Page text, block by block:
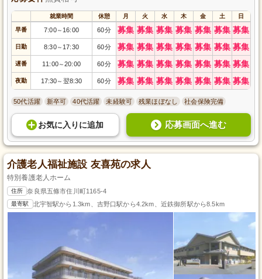
就業時間 休憩 月 火 水 木 金 土 日
早番 7:00～ 16:00 60分 募集 募集 募集 募集 募集 募集 募集
日勤 8:30～ 17:30 60分 募集 募集 募集 募集 募集 募集 募集
遅番 11:00～20:00 60分 募集 募集 募集 募集 募集 募集 募集
夜勤 17:30～ 翌8:30 60分 募集 募集 募集 募集 募集 募集 募集
50代活躍 新卒可 40代活躍 未経験可 残業ほぼなし 社会保険完備
お気に入り に追加 応募画面へ進む
介護老人福祉施設 友喜苑の求人
特別養護老人ホーム
住所 奈良県五條市住川町1165-4
最寄駅 北宇智駅から1.3km、吉野口駅から4.2km、近鉄御所駅から8.5km